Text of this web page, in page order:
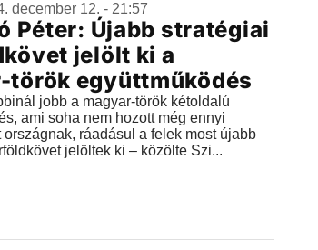
december 12. - 21:57
Péter: Újabb stratégiai
jelölt ki a
török együttműködés
jobb a magyar-török kétoldalú
ami soha nem hozott még ennyi
országnak, ráadásul a felek most újabb
jelöltek ki – közölte Szi...